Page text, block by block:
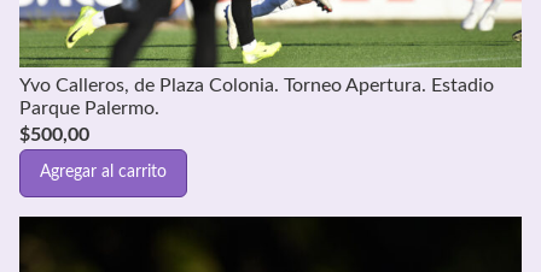
Yvo Calleros, de Plaza Colonia. Torneo Apertura. Estadio
Parque Palermo.
$500,00
Agregar al carrito